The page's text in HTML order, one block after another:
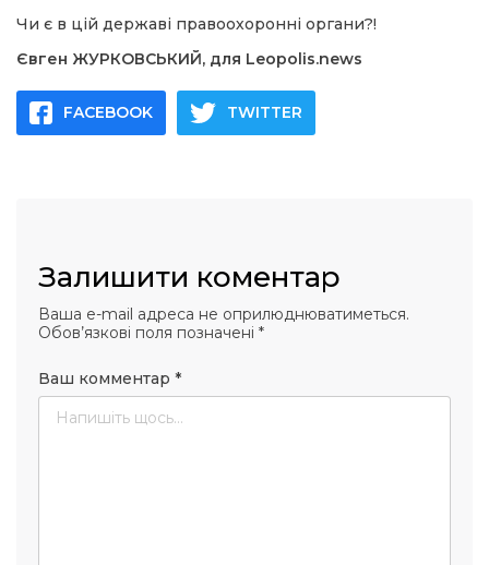
Чи є в цій державі правоохоронні органи?!
Євген ЖУРКОВСЬКИЙ, для Leopolis.news
FACEBOOK TWITTER
Залишити коментар
Ваша e-mail адреса не оприлюднюватиметься.
Обов’язкові поля позначені *
Ваш комментар *